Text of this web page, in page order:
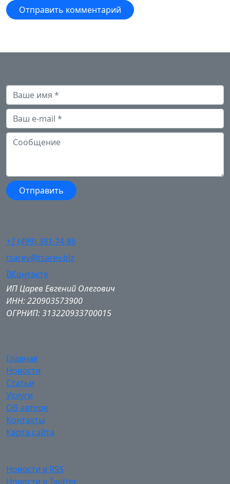
+7 (499) 391-74-86
tsarev@tsarev.biz
ВКонтакте
ИП Царев Евгений Олегович
ИНН: 220903573900
ОГРНИП: 313220933700015
Главная
Новости
Статьи
Услуги
Об авторе
Контакты
Карта сайта
Новости в RSS
Новости в Twitter